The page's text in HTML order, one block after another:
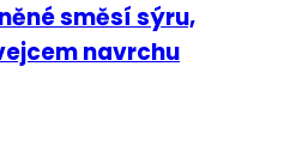
směsí sýru,
navrchu